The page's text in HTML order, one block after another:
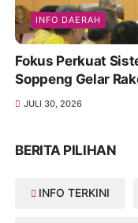
INFO DAERAH
Fokus Perkuat
Soppeng Gelar
JULI 30, 2026
BERITA PILIHAN
INFO TERKINI